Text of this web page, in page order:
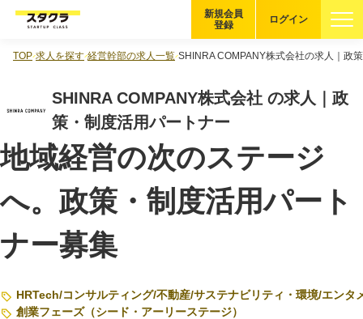
企業を探す
適性診断 無料・5分
スタクラが選ばれる理由
スタートアップ厳選の仕組み
登録者の転職・副業実績
ログイン
新規会員
登録
TOP 求人を探す 経営幹部の求人一覧 SHINRA COMPANY株式会社の求人｜政
SHINRA COMPANY株式会社 の求人｜政
策・制度活用パートナー
地域経営の次のステージ
へ。政策・制度活用パート
ナー募集
HRTech/コンサルティング/不動産/サステナビリティ・環境/エンタ
創業フェーズ（シード・アーリーステージ）